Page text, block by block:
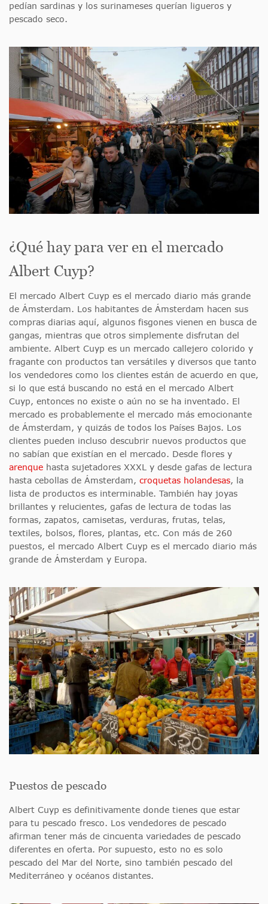
pedían sardinas y los surinameses querían ligueros y
pescado seco.
¿Qué hay para ver en el mercado
Albert Cuyp?
El mercado Albert Cuyp es el mercado diario más grande
de Ámsterdam. Los habitantes de Ámsterdam hacen sus
compras diarias aquí, algunos fisgones vienen en busca de
gangas, mientras que otros simplemente disfrutan del
ambiente. Albert Cuyp es un mercado callejero colorido y
fragante con productos tan versátiles y diversos que tanto
los vendedores como los clientes están de acuerdo en que,
si lo que está buscando no está en el mercado Albert
Cuyp, entonces no existe o aún no se ha inventado. El
mercado es probablemente el mercado más emocionante
de Ámsterdam, y quizás de todos los Países Bajos. Los
clientes pueden incluso descubrir nuevos productos que
no sabían que existían en el mercado. Desde flores y
arenque hasta sujetadores XXXL y desde gafas de lectura
hasta cebollas de Ámsterdam, croquetas holandesas, la
lista de productos es interminable. También hay joyas
brillantes y relucientes, gafas de lectura de todas las
formas, zapatos, camisetas, verduras, frutas, telas,
textiles, bolsos, flores, plantas, etc. Con más de 260
puestos, el mercado Albert Cuyp es el mercado diario más
grande de Ámsterdam y Europa.
Puestos de pescado
Albert Cuyp es definitivamente donde tienes que estar
para tu pescado fresco. Los vendedores de pescado
afirman tener más de cincuenta variedades de pescado
diferentes en oferta. Por supuesto, esto no es solo
pescado del Mar del Norte, sino también pescado del
Mediterráneo y océanos distantes.